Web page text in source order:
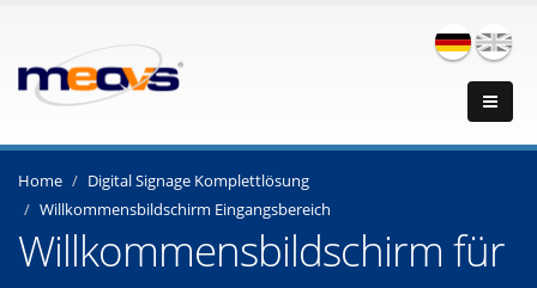
Home
Digital Signage Komplettlösung
Willkommensbildschirm Eingangsbereich
Willkommensbildschirm für